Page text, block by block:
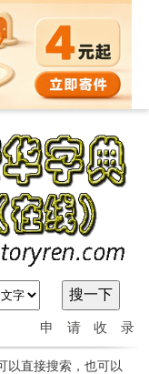
申请收录
以直接搜索，也可以